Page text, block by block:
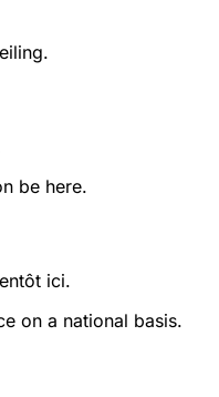
be here.
ici.
on a national basis.